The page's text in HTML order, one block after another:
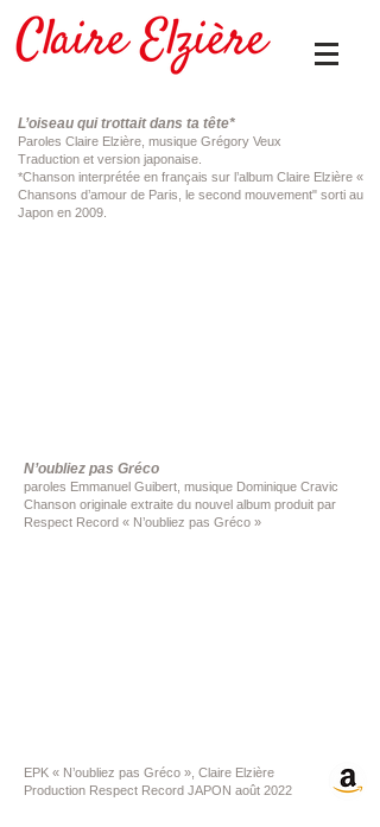
L’oiseau qui trottait dans ta tête*
Paroles Claire Elzière, musique Grégory Veux
Traduction et version japonaise.
*Chanson interprétée en français sur l’album Claire Elzière «
Chansons d’amour de Paris, le second mouvement" sorti au
Japon en 2009.
N’oubliez pas Gréco
paroles Emmanuel Guibert, musique Dominique Cravic
Chanson originale extraite du nouvel album produit par
Respect Record « N’oubliez pas Gréco »
EPK « N’oubliez pas Gréco », Claire Elzière
Production Respect Record JAPON août 2022